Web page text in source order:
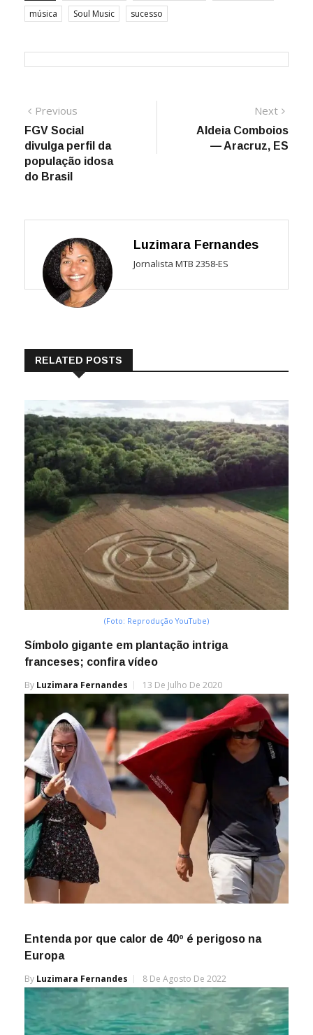
música
Soul Music sucesso
Navegação
de
Post
Previous
post:
FGV Social
divulga perfil da
população idosa
do Brasil
Next
post:
Aldeia Comboios
— Aracruz, ES
Luzimara Fernandes
Jornalista MTB 2358-ES
RELATED POSTS
(Foto: Reprodução YouTube)
Símbolo gigante em plantação intriga
franceses; confira vídeo
By Luzimara Fernandes 13 De Julho De 2020
Entenda por que calor de 40º é perigoso na
Europa
By Luzimara Fernandes 8 De Agosto De 2022